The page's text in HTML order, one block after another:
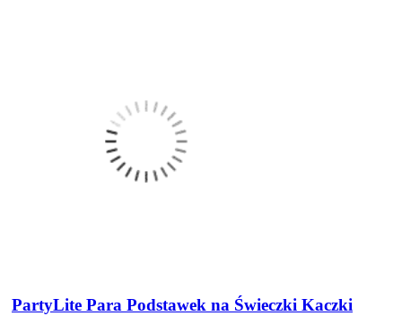
PartyLite Para Podstawek na Świeczki Kaczki